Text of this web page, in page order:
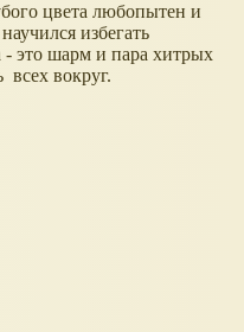
цвета любопытен и
избегать
- это шарм и пара хитрых
всех вокруг.